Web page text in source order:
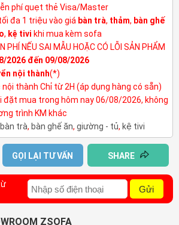
phí quẹt thẻ Visa/Master
đa 1 triệu vào giá bàn trà, thảm, bàn ghế
, kệ tivi khi mua kèm sofa
PHÍ NẾU SAI MẪU HOẶC CÓ LỖI SẢN PHẨM
2026 đến 09/08/2026
nội thành(*)
nội thành Chỉ từ 2H (áp dụng hàng có sẵn)
đặt mua trong hôm nay 06/08/2026, không
trình KM khác
bàn trà, bàn ghế ăn, giường - tủ, kệ tivi
GỌI LẠI TƯ VẤN SHARE
Gửi
ZSOFA